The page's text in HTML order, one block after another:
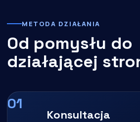
METODA DZIAŁANIA
Od pomysłu do
działającej
Konsultacja